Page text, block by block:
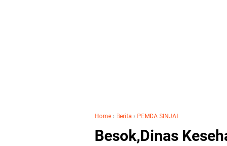
Home › Berita › PEMDA SINJAI
Besok,Dinas